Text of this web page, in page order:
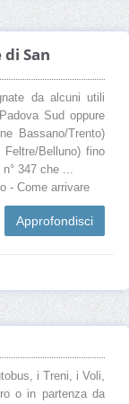
San
da alcuni utili
Sud oppure
Bassano/Trento)
Belluno) fino
347 che ...
- Come arrivare
Approfondisci
i Treni, i Voli,
o in partenza da